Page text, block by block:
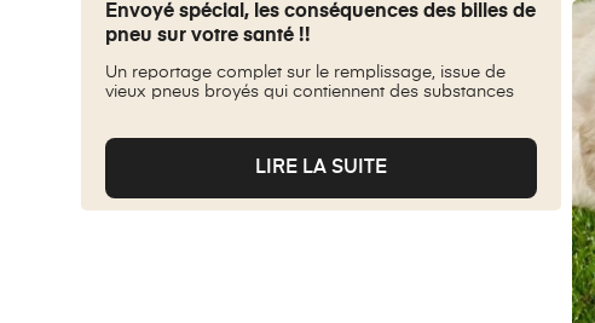
Envoyé spécial, les conséquences des billes de
pneu sur votre santé !!
Un reportage complet sur le remplissage, issue de
vieux pneus broyés qui contiennent des substances
LIRE LA SUITE